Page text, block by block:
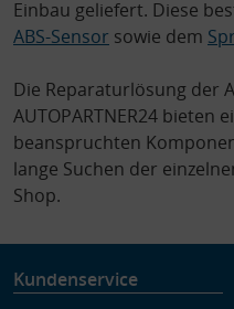
Einbau geliefert. Diese
ABS-Sensor sowie dem
Die Reparaturlösung der
AUTOPARTNER24 bieten
beanspruchten
lange Suchen der
Shop.
Kundenservice